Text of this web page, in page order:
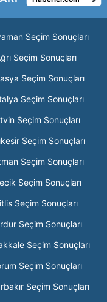
Seçim Sonuçları
Seçim Sonuçları
Seçim Sonuçları
Seçim Sonuçları
Seçim Sonuçları
Seçim Sonuçları
Seçim Sonuçları
Seçim Sonuçları
Seçim Sonuçları
Seçim Sonuçları
Seçim Sonuçları
Seçim Sonuçları
Seçim Sonuçları